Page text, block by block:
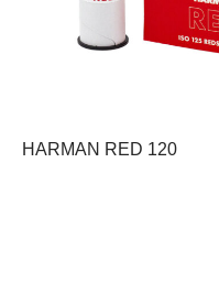
HARMAN RED 120